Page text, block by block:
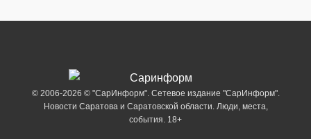
© 2006-2026 © "СарИнформ". Сетевое издание "СарИнформ".
Новости Саратова и Саратовской области. Люди, места,
события. 18+